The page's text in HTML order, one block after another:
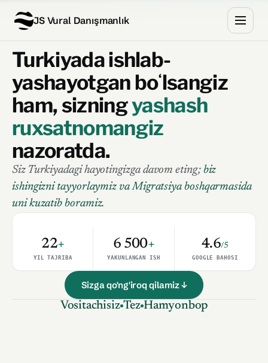
JS Vural Danışmanlık
Turkiyada ishlab-
yashayotgan boʻlsangiz
ham, sizningyashash
ruxsatnomangiz
nazoratda.
Siz Turkiyadagi hayotingizga davom eting; biz
ishingizni tayyorlaymiz va Migratsiya boshqarmasida
uni kuzatib boramiz.
22+
YIL TAJRIBA
6 500+
YAKUNLANGAN ISH
4.6/5
GOOGLE BAHOSI
Sizga qo'ng'iroq qilamiz ↓
Vositachisiz Tez Hamyonbop